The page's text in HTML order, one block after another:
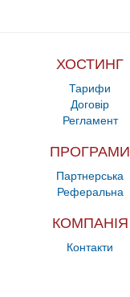
ХОСТИНГ
Тарифи
Договір
Регламент
ПРОГРАМИ
Партнерська
Реферальна
КОМПАНІЯ
Контакти